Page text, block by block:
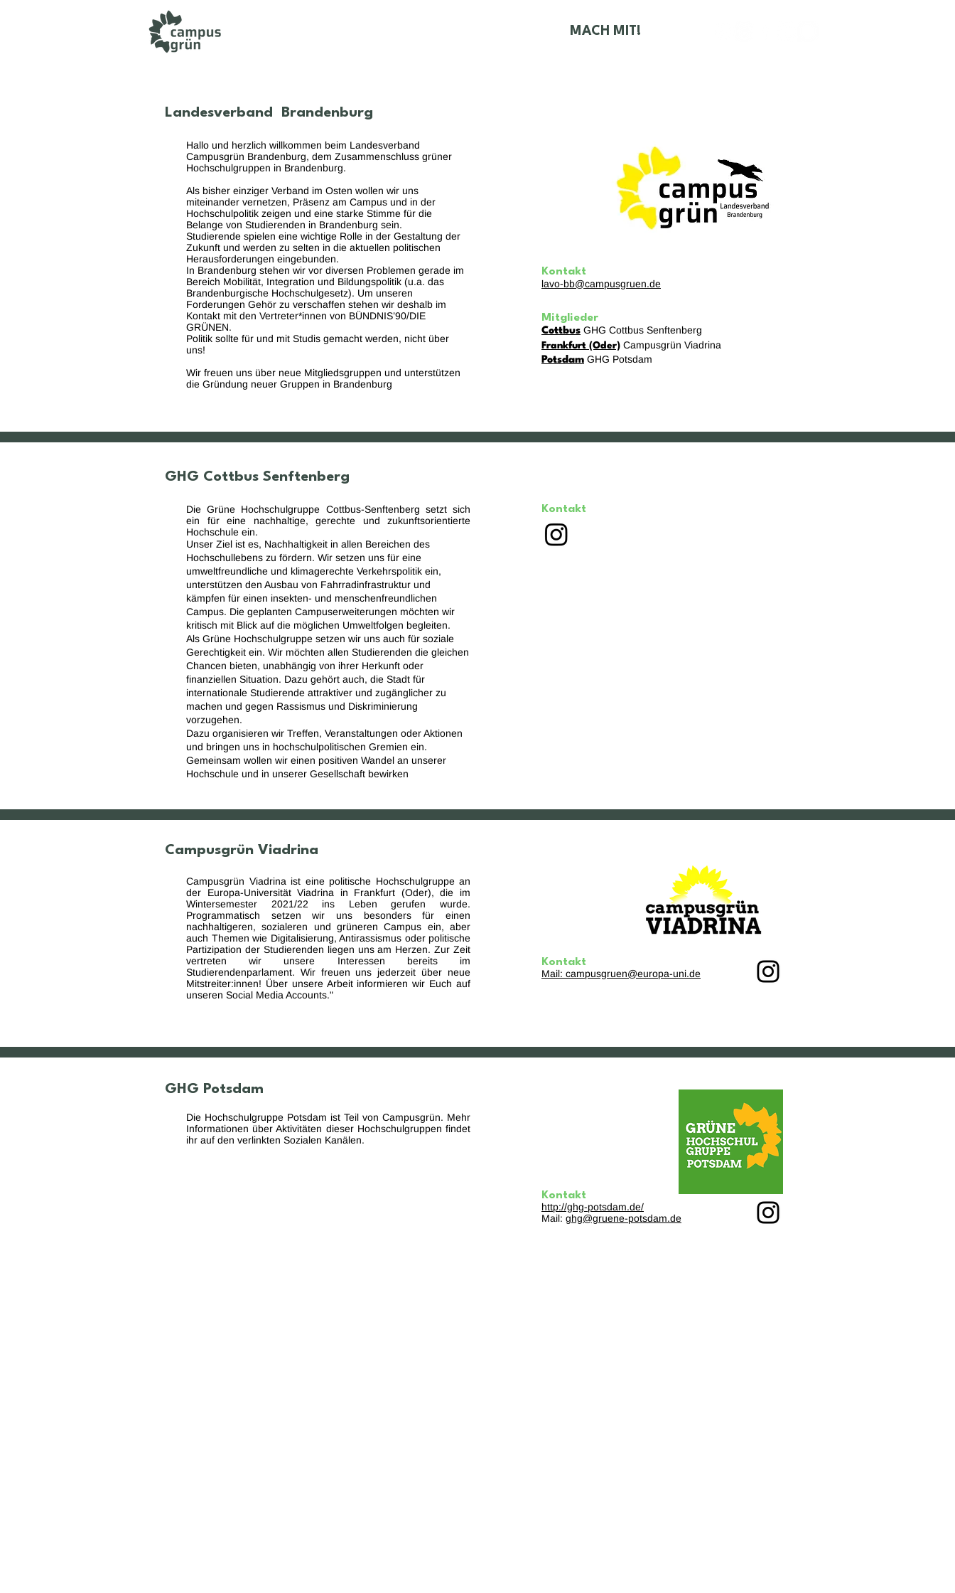
MACH MIT!
Landesverband Brandenburg
Hallo und herzlich willkommen beim Landesverband
Campusgrün Brandenburg, dem Zusammenschluss grüner
Hochschulgruppen in Brandenburg.
Als bisher einziger Verband im Osten wollen wir uns
miteinander vernetzen, Präsenz am Campus und in der
Hochschulpolitik zeigen und eine starke Stimme für die
Belange von Studierenden in Brandenburg sein.
Studierende spielen eine wichtige Rolle in der Gestaltung der
Zukunft und werden zu selten in die aktuellen politischen
Herausforderungen eingebunden.
In Brandenburg stehen wir vor diversen Problemen gerade im
Bereich Mobilität, Integration und Bildungspolitik (u.a. das
Brandenburgische Hochschulgesetz). Um unseren
Forderungen Gehör zu verschaffen stehen wir deshalb im
Kontakt mit den Vertreter*innen von BÜNDNIS’90/DIE
GRÜNEN.
Politik sollte für und mit Studis gemacht werden, nicht über
uns!
Wir freuen uns über neue Mitgliedsgruppen und unterstützen
die Gründung neuer Gruppen in Brandenburg
Kontakt
lavo-bb@campusgruen.de
Mitglieder
Cottbus GHG Cottbus Senftenberg
Frankfurt (Oder) Campusgrün Viadrina
Potsdam GHG Potsdam
GHG Cottbus Senftenberg
Die Grüne Hochschulgruppe Cottbus-Senftenberg setzt sich
ein für eine nachhaltige, gerechte und zukunftsorientierte
Hochschule ein.
Unser Ziel ist es, Nachhaltigkeit in allen Bereichen des
Hochschullebens zu fördern. Wir setzen uns für eine
umweltfreundliche und klimagerechte Verkehrspolitik ein,
unterstützen den Ausbau von Fahrradinfrastruktur und
kämpfen für einen insekten- und menschenfreundlichen
Campus. Die geplanten Campuserweiterungen möchten wir
kritisch mit Blick auf die möglichen Umweltfolgen begleiten.
Als Grüne Hochschulgruppe setzen wir uns auch für soziale
Gerechtigkeit ein. Wir möchten allen Studierenden die gleichen
Chancen bieten, unabhängig von ihrer Herkunft oder
finanziellen Situation. Dazu gehört auch, die Stadt für
internationale Studierende attraktiver und zugänglicher zu
machen und gegen Rassismus und Diskriminierung
vorzugehen.
Dazu organisieren wir Treffen, Veranstaltungen oder Aktionen
und bringen uns in hochschulpolitischen Gremien ein.
Gemeinsam wollen wir einen positiven Wandel an unserer
Hochschule und in unserer Gesellschaft bewirken
Kontakt
Campusgrün Viadrina
Campusgrün Viadrina ist eine politische Hochschulgruppe an
der Europa-Universität Viadrina in Frankfurt (Oder), die im
Wintersemester 2021/22 ins Leben gerufen wurde.
Programmatisch setzen wir uns besonders für einen
nachhaltigeren, sozialeren und grüneren Campus ein, aber
auch Themen wie Digitalisierung, Antirassismus oder politische
Partizipation der Studierenden liegen uns am Herzen. Zur Zeit
vertreten wir unsere Interessen bereits im
Studierendenparlament. Wir freuen uns jederzeit über neue
Mitstreiter:innen! Über unsere Arbeit informieren wir Euch auf
unseren Social Media Accounts."
Kontakt
Mail: campusgruen@europa-uni.de
GHG Potsdam
Die Hochschulgruppe Potsdam ist Teil von Campusgrün. Mehr
Informationen über Aktivitäten dieser Hochschulgruppen findet
ihr auf den verlinkten Sozialen Kanälen.
Kontakt
http://ghg-potsdam.de/
Mail: ghg@gruene-potsdam.de